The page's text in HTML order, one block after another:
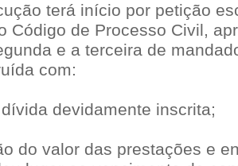
terá início por petição
Código de Processo Civil,
e a terceira de
com:
devidamente inscrita;
do valor das prestações e